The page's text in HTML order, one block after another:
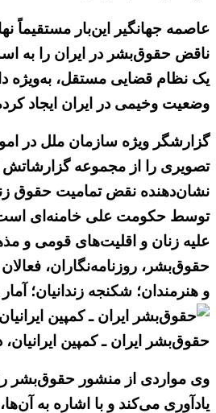
عاصمه جهانگیر این‌بار مستقیماً
ناقض حقوق‌بشر در ایران را به
یک نظام قضایی مستقل، به‌ویژه
وضعیت وخیمی در ایران ایجاد
گزارشگر ویژه سازمان ملل در
تصویری را از مجموعه گزارشاتش
نشان‌دهنده نقض تمامیت حقوق
توسط حکومت علی خامنه‌ای
علیه زنان و اقلیت‌های قومی و
حقوق‌بشر، روزنامه‌نگاران،
و هنرمندان؛ شکنجه زندانیان؛
حقوق‌بشر ایران ـ کمپین ایرانیان،
وی مواردی از منشور حقوق‌بشر
یادآوری می‌کند و با اشاره به